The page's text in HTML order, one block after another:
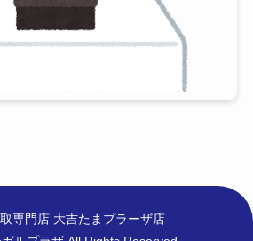
専門店 大吉たまプラーザ店